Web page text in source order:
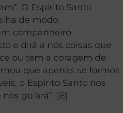
O Espírito Santo
de modo
companheiro
e dirá a nós coisas que
ou tem a coragem de
que apenas se formos
o Espírito Santo nos
guiará”. [8]